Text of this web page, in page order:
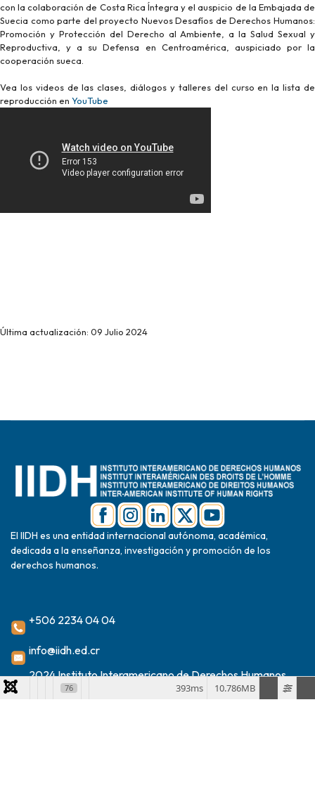
con la colaboración de Costa Rica Íntegra y el auspicio de la Embajada de
Suecia como parte del proyecto Nuevos Desafíos de Derechos Humanos:
Promoción y Protección del Derecho al Ambiente, a la Salud Sexual y
Reproductiva, y a su Defensa en Centroamérica, auspiciado por la
cooperación sueca.
Vea los videos de las clases, diálogos y talleres del curso en la lista de
reproducción en YouTube
Última actualización: 09 Julio 2024
El IIDH es una entidad internacional autónoma, académica,
dedicada a la enseñanza, investigación y promoción de los
derechos humanos.
+506 2234 04 04
info@iidh.ed.cr
2024 Instituto Interamericano de Derechos Humanos
76 10.786MB
393ms